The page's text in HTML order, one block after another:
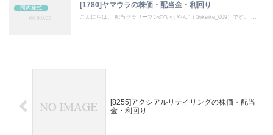
国内株式 [1780]ヤマウラの株価・配当金・利回り
こんにちは。 配当サラリーマンの“いけやん”（＠ikeike_009）です。 ...
[8255]アクシアルリテイリングの株価・配当
金・利回り